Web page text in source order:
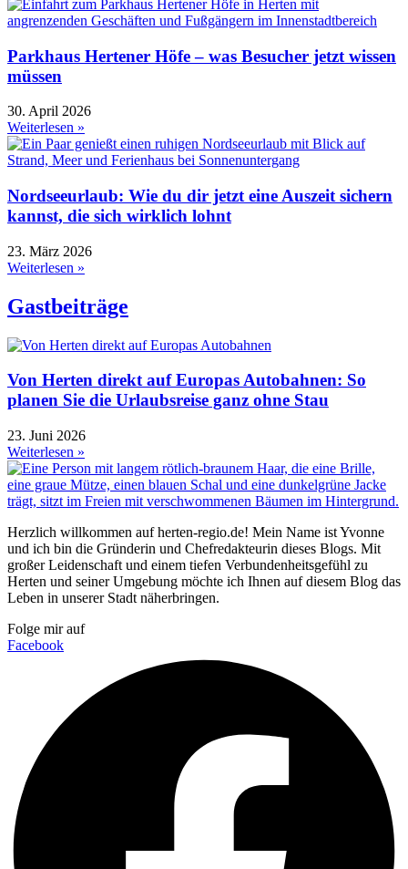
Parkhaus Hertener Höfe – was Besucher jetzt wissen
müssen
30. April 2026
Weiterlesen »
Nordseeurlaub: Wie du dir jetzt eine Auszeit sichern
kannst, die sich wirklich lohnt
23. März 2026
Weiterlesen »
Gastbeiträge
Von Herten direkt auf Europas Autobahnen: So
planen Sie die Urlaubsreise ganz ohne Stau
23. Juni 2026
Weiterlesen »
Herzlich willkommen auf herten-regio.de! Mein Name ist Yvonne
und ich bin die Gründerin und Chefredakteurin dieses Blogs. Mit
großer Leidenschaft und einem tiefen Verbundenheitsgefühl zu
Herten und seiner Umgebung möchte ich Ihnen auf diesem Blog das
Leben in unserer Stadt näherbringen.
Folge mir auf
Facebook